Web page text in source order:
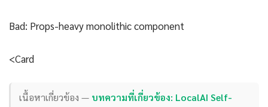
Bad: Props-heavy monolithic component
<Card
เนื้อหาเกี่ยวข้อง — บทความที่เกี่ยวข้อง: LocalAI Self-